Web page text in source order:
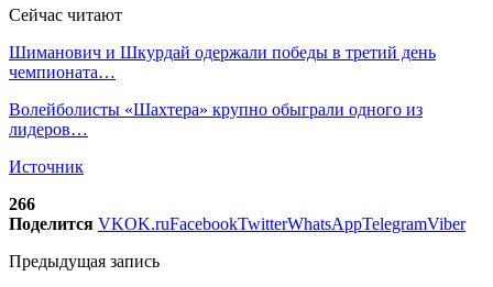
Сейчас читают
Шиманович и Шкурдай одержали победы в третий день
чемпионата…
Волейболисты «Шахтера» крупно обыграли одного из
лидеров…
Источник
266
Поделится VKOK.ruFacebookTwitterWhatsAppTelegramViber
Предыдущая запись